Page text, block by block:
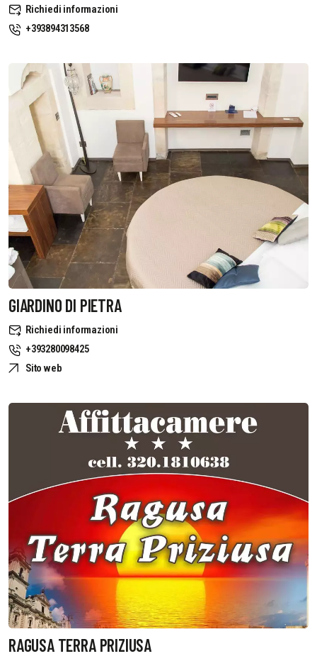
Richiedi informazioni
+393894313568
GIARDINO DI PIETRA
Richiedi informazioni
+393280098425
Sito web
RAGUSA TERRA PRIZIUSA